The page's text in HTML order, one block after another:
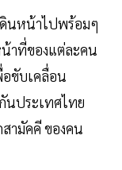
ดินหน้าไปพร้อมๆ
น้าที่ของแต่ละคน
ขับเคลื่อน
นประเทศไทย
สามัคคี ของคน